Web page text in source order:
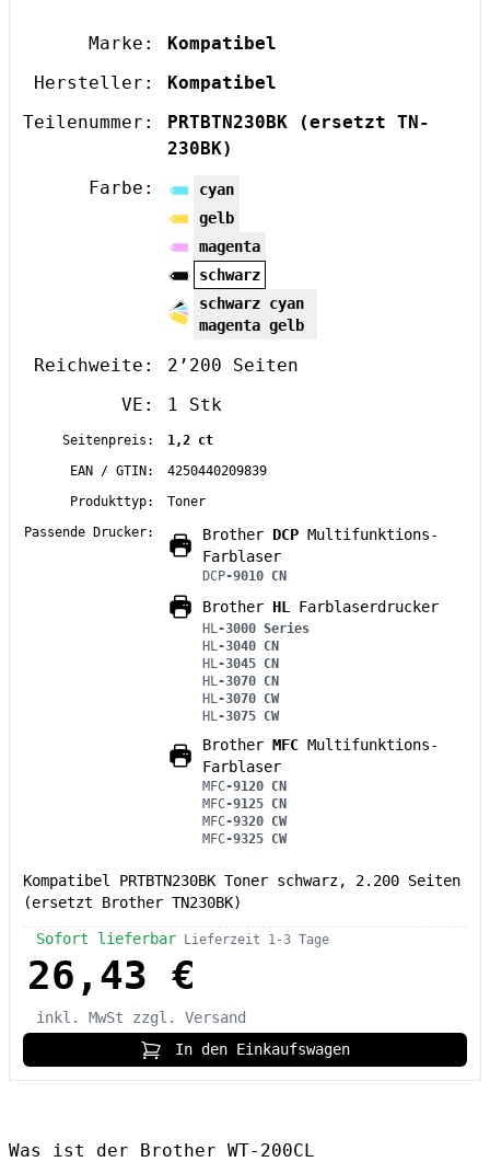
Marke:
Kompatibel
Hersteller:
Kompatibel
Teilenummer:
PRTBTN230BK
(ersetzt TN-
230BK)
Farbe:
cyan
gelb
magenta
schwarz
schwarz cyan
magenta gelb
Reichweite:
2’200 Seiten
VE:
1 Stk
Seitenpreis:
1,2 ct
EAN / GTIN:
4250440209839
Produkttyp:
Toner
Passende Drucker:
Brother DCP Multifunktions-
Farblaser
DCP-9010 CN
Brother HL Farblaserdrucker
HL -3000 Series
HL -3040 CN
HL -3045 CN
HL -3070 CN
HL -3070 CW
HL -3075 CW
Brother MFC Multifunktions-
Farblaser
MFC-9120 CN
MFC-9125 CN
MFC-9320 CW
MFC-9325 CW
Kompatibel PRTBTN230BK Toner schwarz, 2.200 Seiten
(ersetzt Brother TN230BK)
Sofort lieferbar Lieferzeit 1-3 Tage
26,43 €
inkl. MwSt
zzgl. Versand
In den Einkaufswagen
Was ist der Brother WT-200CL